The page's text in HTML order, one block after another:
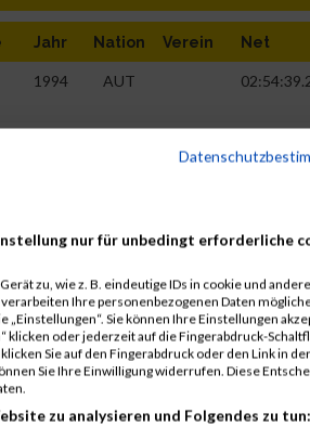
Jahr Nation Verein Net
1994 AUT
1994 AUT
nur für unbedingt erforderliche
zu, wie z. B. eindeutige IDs in cookie und
Ihre personenbezogenen Daten
Sie können Ihre Einstellungen
klicken oder jederzeit auf die Fingerabdruck-
Sie auf den Fingerabdruck oder den Link in
Sie Ihre Einwilligung widerrufen. Diese
zu analysieren und Folgendes zu tun: